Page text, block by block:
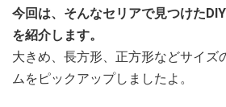
今回は、そんなセリアで見つけた
を紹介します。
大きめ、長方形、正方形などサイズ
ムをピックアップしましたよ。